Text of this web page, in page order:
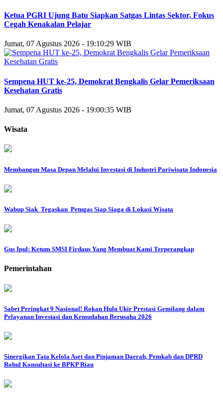
Ketua PGRI Ujung Batu Siapkan Satgas Lintas Sektor, Fokus
Cegah Kenakalan Pelajar
Jumat, 07 Agustus 2026 - 19:10:29 WIB
Sempena HUT ke-25, Demokrat Bengkalis Gelar Pemeriksaan
Kesehatan Gratis
Jumat, 07 Agustus 2026 - 19:00:35 WIB
Wisata
Membangun Masa Depan Melalui Investasi di Industri Pariwisata Indonesia
Wabup Siak Tegaskan Petugas Siap Siaga di Lokasi Wisata
Gus Ipul: Ketum SMSI Firdaus Yang Membuat Kami Terperangkap
Pemerintahan
Sabet Peringkat 9 Nasional! Rokan Hulu Ukir Prestasi Gemilang dalam
Pelayanan Investasi dan Kemudahan Berusaha 2026
Sinergikan Tata Kelola Aset dan Pinjaman Daerah, Pemkab dan DPRD
Rohul Konsultasi ke BPKP Riau